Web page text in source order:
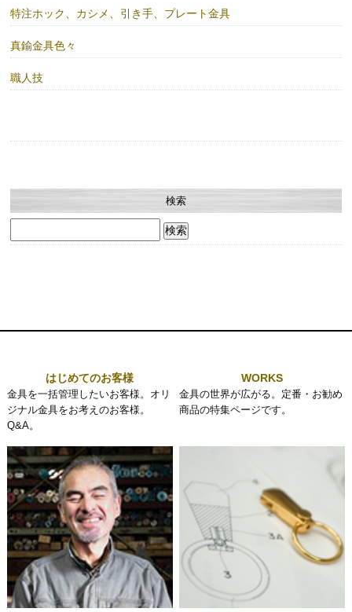
特注ホック、カシメ、引き手、プレート金具
真鍮金具色々
職人技
検索
索:
はじめてのお客様
金具を一括管理したいお客様。オリ
ジナル金具をお考えのお客様。
Q&A。
WORKS
金具の世界が広がる。定番・お勧め
商品の特集ページです。